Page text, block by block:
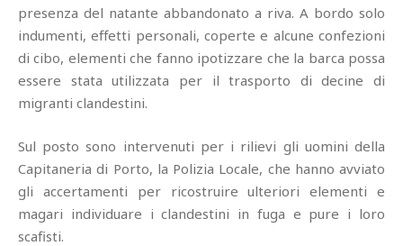
presenza del natante abbandonato a riva. A bordo solo
indumenti, effetti personali, coperte e alcune confezioni
di cibo, elementi che fanno ipotizzare che la barca possa
essere stata utilizzata per il trasporto di decine di
migranti clandestini.
Sul posto sono intervenuti per i rilievi gli uomini della
Capitaneria di Porto, la Polizia Locale, che hanno avviato
gli accertamenti per ricostruire ulteriori elementi e
magari individuare i clandestini in fuga e pure i loro
scafisti.